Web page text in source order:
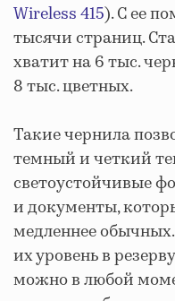
Wireless 415). С ее
тысячи страниц.
хватит на 6 тыс.
8 тыс. цветных.
Такие чернила
темный и четкий
светоустойчивые
и документы,
медленнее
их уровень в
можно в любой